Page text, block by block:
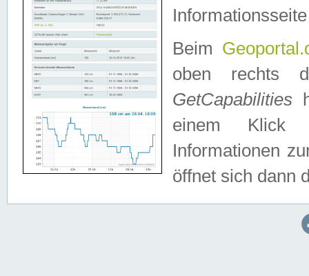
Beim
oben rechts
GetCapabilities
einem Klick
Informationen
öffnet sich dann